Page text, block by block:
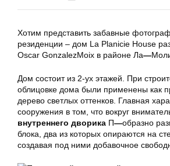
Хотим представить забавные
резиденции – дом La Planicie House
Oscar GonzalezMoix в районе Ла—
Дом состоит из 2-ух этажей. При
облицовке дома были применены как
дерево светлых оттенков. Главная
сооружения в том, что вокруг
внутреннего дворика П—образно
блока, два из которых опираются на
создавая под ними добавочное